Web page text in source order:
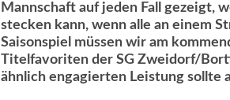
Mannschaft auf jeden Fall gezeigt,
stecken kann, wenn alle an einem
Saisonspiel müssen wir am
Titelfavoriten der SG Zweidorf/
ähnlich engagierten Leistung sollte